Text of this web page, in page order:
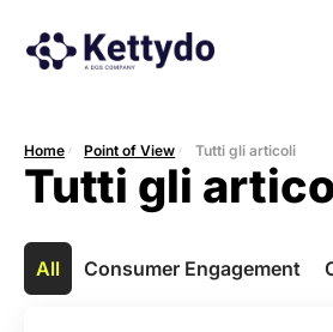
Home Point of View Tutti gli articoli
Tutti gli
Consumer Engagement
All